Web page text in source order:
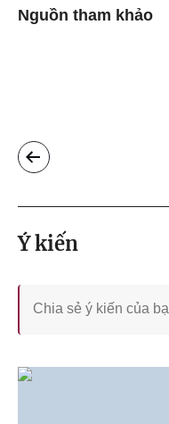
Nguồn tham khảo
Ý kiến